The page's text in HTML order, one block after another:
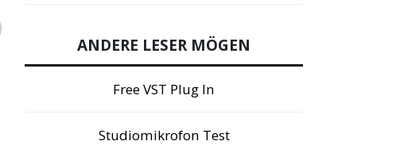
ANDERE LESER MÖGEN
Free VST Plug In
Studiomikrofon Test